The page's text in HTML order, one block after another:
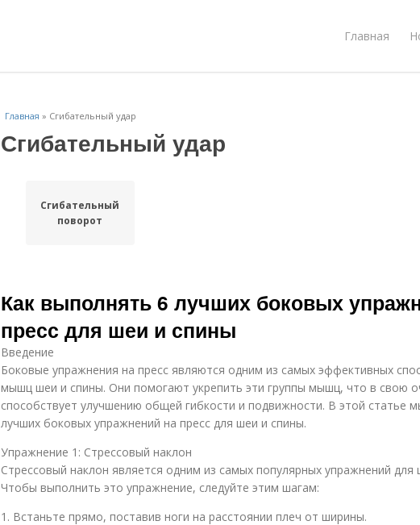
Главная
Главная » Сгибательный удар
Сгибательный удар
Сгибательный
поворот
Как выполнять 6 лучших боковых
пресс для шеи и спины
Введение
Боковые упражнения на пресс являются одним из самых эффективных
мышц шеи и спины. Они помогают укрепить эти группы мышц, что в свою
способствует улучшению общей гибкости и подвижности. В этой статье
лучших боковых упражнений на пресс для шеи и спины.
Упражнение 1: Стрессовый наклон
Стрессовый наклон является одним из самых популярных упражнений для
Чтобы выполнить это упражнение, следуйте этим шагам:
1. Встаньте прямо, поставив ноги на расстоянии плеч от ширины.